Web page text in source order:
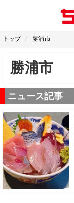
トップ 勝浦市
勝浦市
ニュース記事